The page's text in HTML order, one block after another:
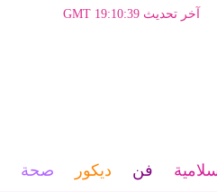
آخر تحديث GMT 19:10:39
فن ديكور صحة